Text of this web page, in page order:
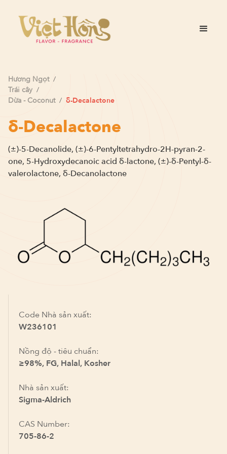
Hương Ngọt /
Trái cây /
Dừa - Coconut / δ-Decalactone
δ-Decalactone
(±)-5-Decanolide, (±)-6-Pentyltetrahydro-2H-pyran-2-
one, 5-Hydroxydecanoic acid δ-lactone, (±)-δ-Pentyl-δ-
valerolactone, δ-Decanolactone
Code Nhà sản xuất:
W236101
Nồng độ - tiêu chuẩn:
≥98%, FG, Halal, Kosher
Nhà sản xuất:
Sigma-Aldrich
CAS Number:
705-86-2